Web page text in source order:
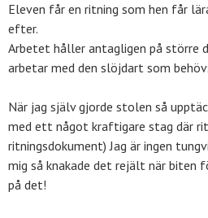
Eleven får en ritning som hen får
efter.
Arbetet håller antagligen på större
arbetar med den slöjdart som
När jag själv gjorde stolen så
med ett något kraftigare stag där
ritningsdokument) Jag är ingen
mig så knakade det rejält när biten
på det!